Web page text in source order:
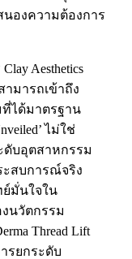
องความต้องการ
Aesthetics
ามารถเข้าถึง
ได้มาตรฐาน
ไม่ใช่
ดับอุตสาหกรรม
สบการณ์จริง
ย์มั่นใจใน
นวัตกรรม
Thread Lift
รยกระดับ